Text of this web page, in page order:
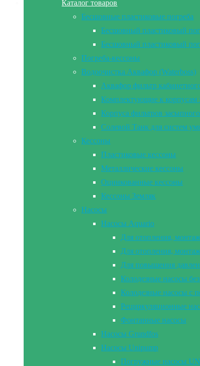
Каталог товаров
Бесшовные пластиковые погреба
Бесшовный пластиковый
Бесшовный пластиковый
Погреба-кессоны
Водоочистка Аквафор (Waterboss)
Аквафор фильтр
Комплектующие к корпусам
Корпуса фильтров
Солевой Танк для систем
Кессоны
Пластиковые кессоны
Металлические кессоны
Оцинкованные кессоны
Кессоны Земляк
Насосы
Насосы Aquario
Для отопления,
Для отопления,
Для повышения
Колодезные насосы
Колодезные насосы с
Рециркуляционные
Фонтанные насосы
Насосы Grundfos
Насосы Unipump
Погружные насосы